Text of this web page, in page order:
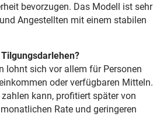
bevorzugen. Das Modell ist sehr
Angestellten mit einem stabilen
lohnt sich vor allem für Personen
oder verfügbaren Mitteln.
kann, profitiert später von
Rate und geringeren